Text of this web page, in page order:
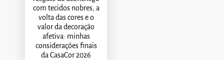
com tecidos nobres, a
volta das cores e o
valor da decoração
afetiva: minhas
considerações finais
da CasaCor 2026